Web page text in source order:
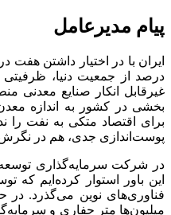
پیام مدیرعامل
ایران با در اختیار داشتن هفت
درصد از جمعیت دنیا،
غیرقابل انکار صنایع معدنی
بخشی در کشور به اندازه
برای اقتصاد متکی به نفت را
پوست‌اندازی جدی، هم در
در شرکت سرمایه‌گذاری
این باور استوار کرده‌ایم که
فناوری‌های نوین می‌گذرد. در
میلیون‌ها متر حفاری و